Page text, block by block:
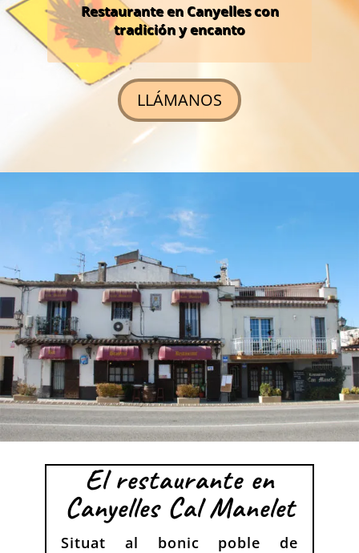
Restaurante en Canyelles con
tradición y encanto
LLÁMANOS
El restaurante en
Canyelles Cal Manelet
Situat al bonic poble de